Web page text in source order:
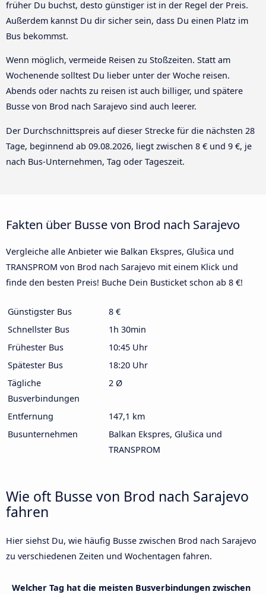
früher Du buchst, desto günstiger ist in der Regel der Preis.
Außerdem kannst Du dir sicher sein, dass Du einen Platz im
Bus bekommst.
Wenn möglich, vermeide Reisen zu Stoßzeiten. Statt am
Wochenende solltest Du lieber unter der Woche reisen.
Abends oder nachts zu reisen ist auch billiger, und spätere
Busse von Brod nach Sarajevo sind auch leerer.
Der Durchschnittspreis auf dieser Strecke für die nächsten 28
Tage, beginnend ab 09.08.2026, liegt zwischen 8 € und 9 €, je
nach Bus-Unternehmen, Tag oder Tageszeit.
Fakten über Busse von Brod nach Sarajevo
Vergleiche alle Anbieter wie Balkan Ekspres, Glušica und
TRANSPROM von Brod nach Sarajevo mit einem Klick und
finde den besten Preis! Buche Dein Busticket schon ab 8 €!
Günstigster Bus
8 €
Schnellster Bus
1h 30min
Frühester Bus
10:45 Uhr
Spätester Bus
18:20 Uhr
Tägliche
Busverbindungen
2 Ø
Entfernung
147,1 km
Busunternehmen
Balkan Ekspres, Glušica und
TRANSPROM
Wie oft Busse von Brod nach Sarajevo
fahren
Hier siehst Du, wie häufig Busse zwischen Brod nach Sarajevo
zu verschiedenen Zeiten und Wochentagen fahren.
Welcher Tag hat die meisten Busverbindungen zwischen